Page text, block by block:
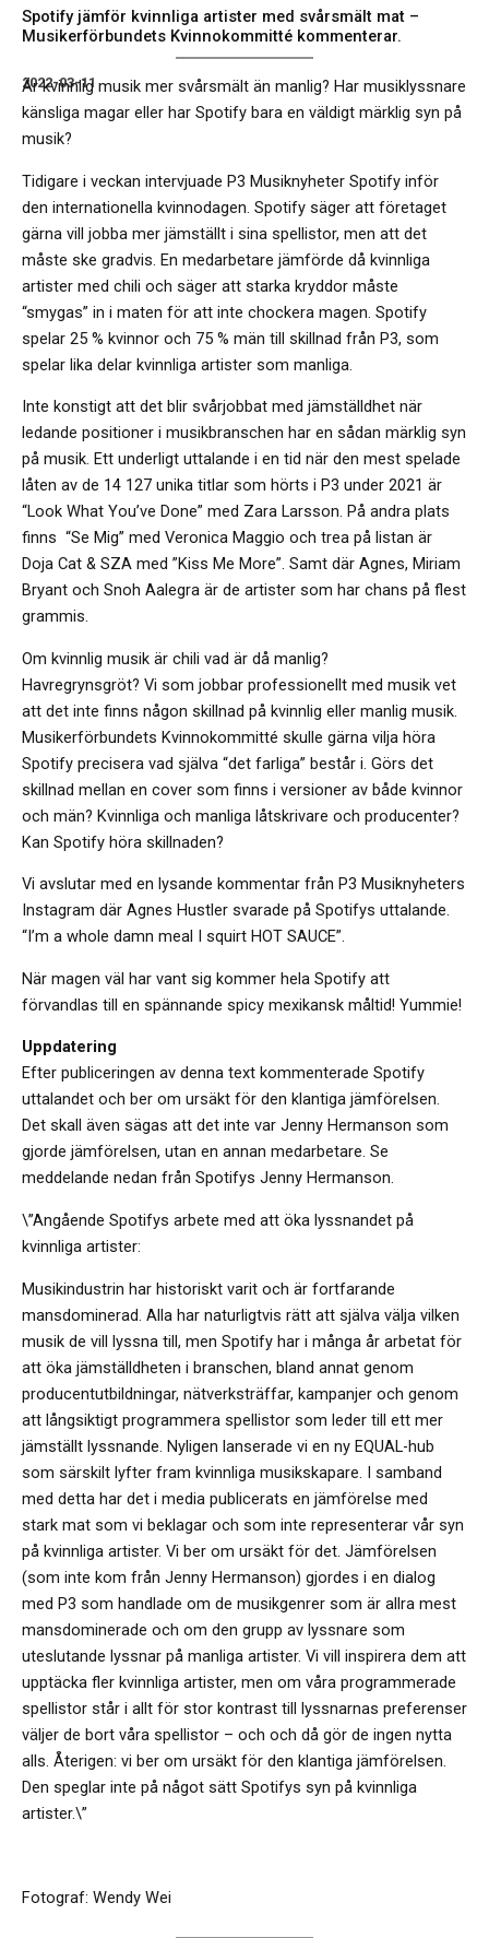
Spotify jämför kvinnliga artister med svårsmält mat –
Musikerförbundets Kvinnokommitté kommenterar.
2022-03-11
Är kvinnlig musik mer svårsmält än manlig? Har musiklyssnare
känsliga magar eller har Spotify bara en väldigt märklig syn på
musik?
Tidigare i veckan intervjuade P3 Musiknyheter Spotify inför
den internationella kvinnodagen. Spotify säger att företaget
gärna vill jobba mer jämställt i sina spellistor, men att det
måste ske gradvis. En medarbetare jämförde då kvinnliga
artister med chili och säger att starka kryddor måste
“smygas” in i maten för att inte chockera magen. Spotify
spelar 25 % kvinnor och 75 % män till skillnad från P3, som
spelar lika delar kvinnliga artister som manliga.
Inte konstigt att det blir svårjobbat med jämställdhet när
ledande positioner i musikbranschen har en sådan märklig syn
på musik. Ett underligt uttalande i en tid när den mest spelade
låten av de 14 127 unika titlar som hörts i P3 under 2021 är
“Look What You’ve Done” med Zara Larsson. På andra plats
finns “Se Mig” med Veronica Maggio och trea på listan är
Doja Cat & SZA med ”Kiss Me More”. Samt där Agnes, Miriam
Bryant och Snoh Aalegra är de artister som har chans på flest
grammis.
Om kvinnlig musik är chili vad är då manlig?
Havregrynsgröt? Vi som jobbar professionellt med musik vet
att det inte finns någon skillnad på kvinnlig eller manlig musik.
Musikerförbundets Kvinnokommitté skulle gärna vilja höra
Spotify precisera vad själva “det farliga” består i. Görs det
skillnad mellan en cover som finns i versioner av både kvinnor
och män? Kvinnliga och manliga låtskrivare och producenter?
Kan Spotify höra skillnaden?
Vi avslutar med en lysande kommentar från P3 Musiknyheters
Instagram där Agnes Hustler svarade på Spotifys uttalande.
“I’m a whole damn meal I squirt HOT SAUCE”.
När magen väl har vant sig kommer hela Spotify att
förvandlas till en spännande spicy mexikansk måltid! Yummie!
Uppdatering
Efter publiceringen av denna text kommenterade Spotify
uttalandet och ber om ursäkt för den klantiga jämförelsen.
Det skall även sägas att det inte var Jenny Hermanson som
gjorde jämförelsen, utan en annan medarbetare. Se
meddelande nedan från Spotifys Jenny Hermanson.
\”Angående Spotifys arbete med att öka lyssnandet på
kvinnliga artister:
Musikindustrin har historiskt varit och är fortfarande
mansdominerad. Alla har naturligtvis rätt att själva välja vilken
musik de vill lyssna till, men Spotify har i många år arbetat för
att öka jämställdheten i branschen, bland annat genom
producentutbildningar, nätverksträffar, kampanjer och genom
att långsiktigt programmera spellistor som leder till ett mer
jämställt lyssnande. Nyligen lanserade vi en ny EQUAL-hub
som särskilt lyfter fram kvinnliga musikskapare. I samband
med detta har det i media publicerats en jämförelse med
stark mat som vi beklagar och som inte representerar vår syn
på kvinnliga artister. Vi ber om ursäkt för det. Jämförelsen
(som inte kom från Jenny Hermanson) gjordes i en dialog
med P3 som handlade om de musikgenrer som är allra mest
mansdominerade och om den grupp av lyssnare som
uteslutande lyssnar på manliga artister. Vi vill inspirera dem att
upptäcka fler kvinnliga artister, men om våra programmerade
spellistor står i allt för stor kontrast till lyssnarnas preferenser
väljer de bort våra spellistor – och och då gör de ingen nytta
alls. Återigen: vi ber om ursäkt för den klantiga jämförelsen.
Den speglar inte på något sätt Spotifys syn på kvinnliga
artister.\”
Fotograf: Wendy Wei